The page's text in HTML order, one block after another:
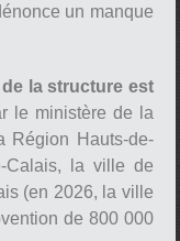
un manque
de la structure est
le ministère de la
Région Hauts-de-
Calais, la ville de
(en 2026, la ville
de 800 000